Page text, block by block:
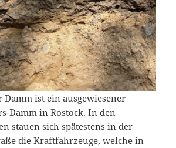
Damm ist ein ausgewiesener
Damm in Rostock. In den
stauen sich spätestens in der
die Kraftfahrzeuge, welche in